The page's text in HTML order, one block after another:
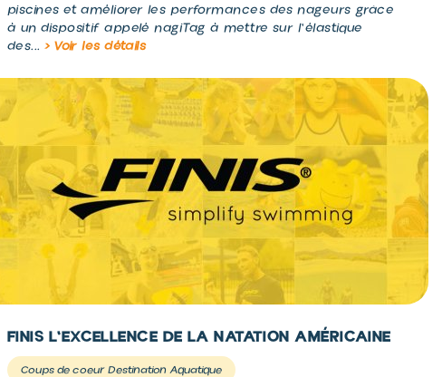
piscines et améliorer les performances des nageurs grâce
à un dispositif appelé nagiTag à mettre sur l'élastique
des...> Voir les détails
FINIS L'EXCELLENCE DE LA NATATION AMÉRICAINE
Coups de coeur Destination Aquatique